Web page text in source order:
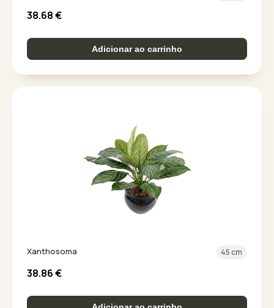
38.68€
Adicionar ao carrinho
Xanthosoma 45 cm
38.86€